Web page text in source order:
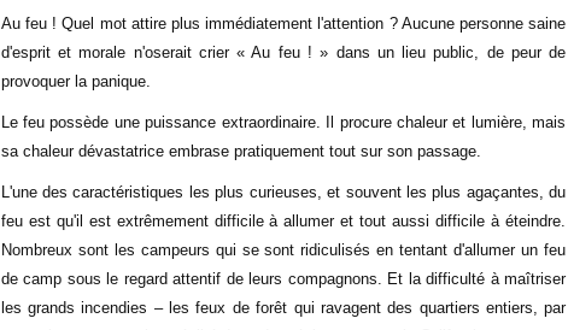
Au feu ! Quel mot attire plus immédiatement l'attention ? Aucune personne saine
d'esprit et morale n'oserait crier « Au feu ! » dans un lieu public, de peur de
provoquer la panique.
Le feu possède une puissance extraordinaire. Il procure chaleur et lumière, mais
sa chaleur dévastatrice embrase pratiquement tout sur son passage.
L'une des caractéristiques les plus curieuses, et souvent les plus agaçantes, du
feu est qu'il est extrêmement difficile à allumer et tout aussi difficile à éteindre.
Nombreux sont les campeurs qui se sont ridiculisés en tentant d'allumer un feu
de camp sous le regard attentif de leurs compagnons. Et la difficulté à maîtriser
les grands incendies – les feux de forêt qui ravagent des quartiers entiers, par